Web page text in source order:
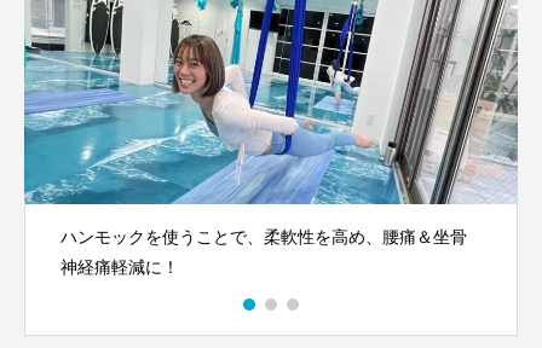
琵琶湖の大自然の中行うSUP＆SUP YOGAで「ワクワ
ク」＆「感動」体験を！